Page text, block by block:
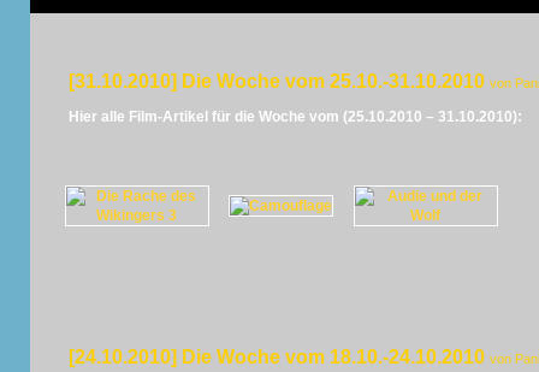
[31.10.2010] Die Woche vom 25.10.-31.10.2010 von
Hier alle Film-Artikel für die Woche vom (25.10.2010 – 31.10.2010):
[24.10.2010] Die Woche vom 18.10.-24.10.2010 von